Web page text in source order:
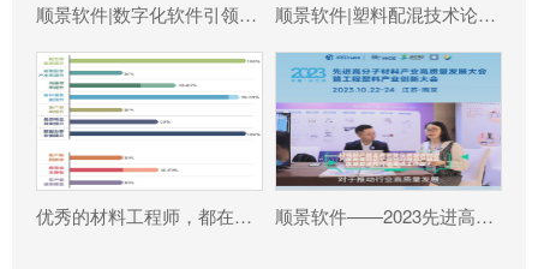
顺景软件|数字化软件引领新材料产业绿色智造新篇章 顺景软件|塑料配混技术论坛上展示数字化的力量
优秀的材料工程师，都在跟这个新朋友打交道! 顺景软件——2023先进高分子材料产业高质量发展大会暨工程塑料产业创新大会